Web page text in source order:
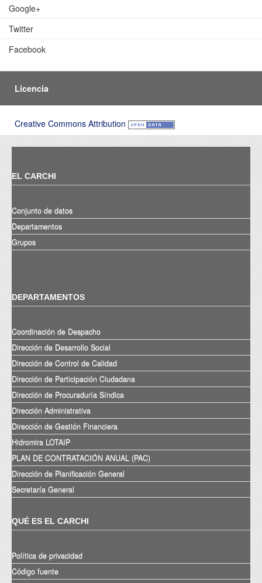
Google+
Twitter
Facebook
Licencia
Creative Commons Attribution
EL CARCHI
Conjunto de datos
Departamentos
Grupos
DEPARTAMENTOS
Coordinación de Despacho
Dirección de Desarrollo Social
Dirección de Control de Calidad
Dirección de Participación Ciudadana
Dirección de Procuraduría Síndica
Dirección Administrativa
Dirección de Gestión Financiera
Hidromira LOTAIP
PLAN DE CONTRATACIÓN ANUAL (PAC)
Dirección de Planificación General
Secretaría General
QUÉ ES EL CARCHI
Política de privacidad
Código fuente